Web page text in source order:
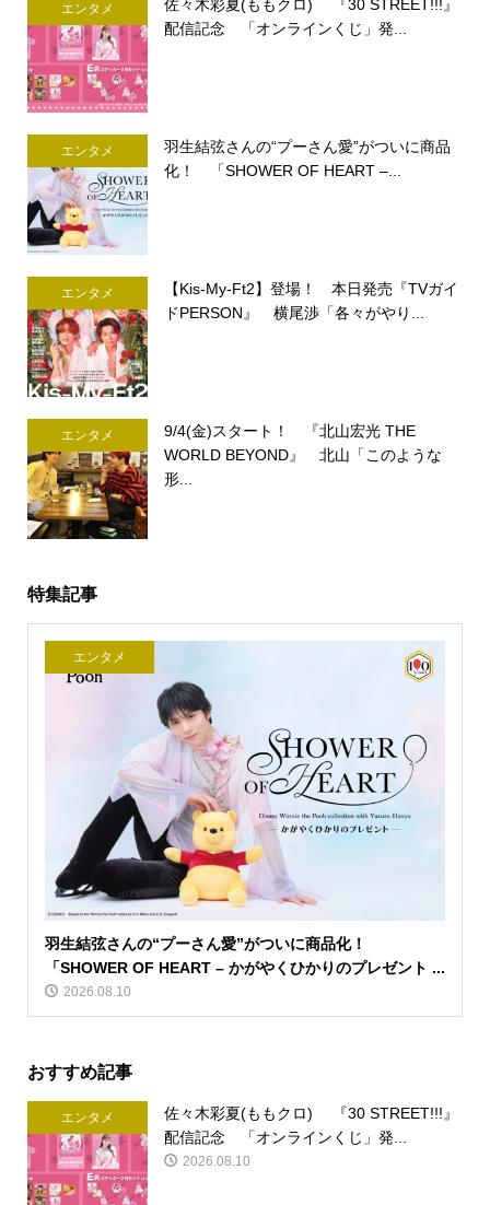
エンタメ
佐々木彩夏(ももクロ) 『30 STREET!!!』
配信記念 「オンラインくじ」発...
エンタメ
羽生結弦さんの“プーさん愛”がついに商品
化！ 「SHOWER OF HEART –...
エンタメ
【Kis-My-Ft2】登場！ 本日発売『TVガイ
ドPERSON』 横尾渉「各々がやり...
エンタメ
9/4(金)スタート！ 『北山宏光 THE
WORLD BEYOND』 北山「このような
形...
特集記事
エンタメ
羽生結弦さんの“プーさん愛”がついに商品化！
「SHOWER OF HEART – かがやくひかりのプレゼント ...
2026.08.10
おすすめ記事
エンタメ
佐々木彩夏(ももクロ) 『30 STREET!!!』
配信記念 「オンラインくじ」発...
2026.08.10